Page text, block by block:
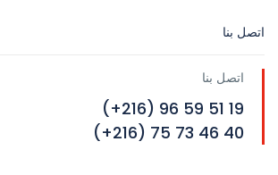
اتصل بنا
اتصل بنا
19 51 59 96 (216+)
40 46 73 75 (216+)